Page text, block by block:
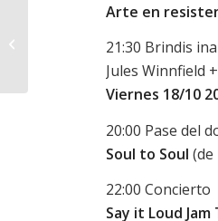
Arte en
21:30 Brindis
Jules Winnfield
Viernes 18/10
20:00 Pase del
Soul to Soul (de
22:00 Concierto
Say it Loud Jam
South African Poster